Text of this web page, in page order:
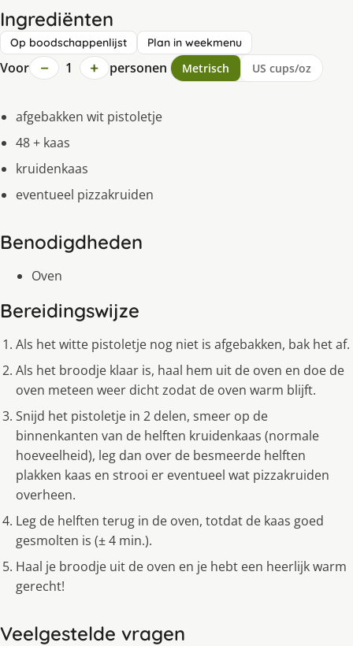
Ingrediënten
Op boodschappenlijst Plan in weekmenu
Voor − 1 + personen Metrisch US cups/oz
afgebakken wit pistoletje
48 + kaas
kruidenkaas
eventueel pizzakruiden
Benodigdheden
Oven
Bereidingswijze
Als het witte pistoletje nog niet is afgebakken, bak het af.
Als het broodje klaar is, haal hem uit de oven en doe de
oven meteen weer dicht zodat de oven warm blijft.
Snijd het pistoletje in 2 delen, smeer op de
binnenkanten van de helften kruidenkaas (normale
hoeveelheid), leg dan over de besmeerde helften
plakken kaas en strooi er eventueel wat pizzakruiden
overheen.
Leg de helften terug in de oven, totdat de kaas goed
gesmolten is (± 4 min.).
Haal je broodje uit de oven en je hebt een heerlijk warm
gerecht!
Veelgestelde vragen